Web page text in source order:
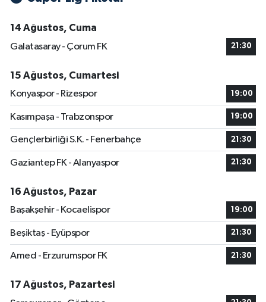
14 Ağustos, Cuma
Galatasaray - Çorum FK
21:30
15 Ağustos, Cumartesi
Konyaspor - Rizespor
19:00
Kasımpaşa - Trabzonspor 19:00
Gençlerbirliği S.K. - Fenerbahçe 21:30
Gaziantep FK - Alanyaspor 21:30
16 Ağustos, Pazar
Başakşehir - Kocaelispor
19:00
Beşiktaş - Eyüpspor 21:30
Amed - Erzurumspor FK 21:30
17 Ağustos, Pazartesi